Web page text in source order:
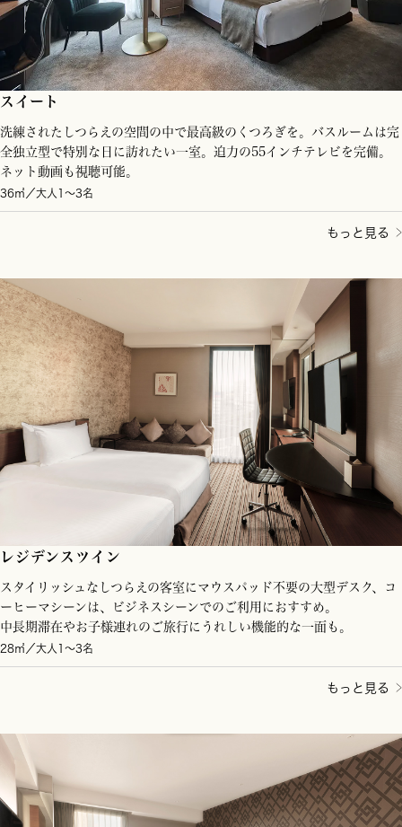
スイート
洗練されたしつらえの空間の中で最高級のくつろぎを。バスルームは完
全独立型で特別な日に訪れたい一室。迫力の55インチテレビを完備。
ネット動画も視聴可能。
36㎡／大人1～3名
もっと見る
レジデンスツイン
スタイリッシュなしつらえの客室にマウスパッド不要の大型デスク、コ
ーヒーマシーンは、ビジネスシーンでのご利用におすすめ。
中長期滞在やお子様連れのご旅行にうれしい機能的な一面も。
28㎡／大人1～3名
もっと見る